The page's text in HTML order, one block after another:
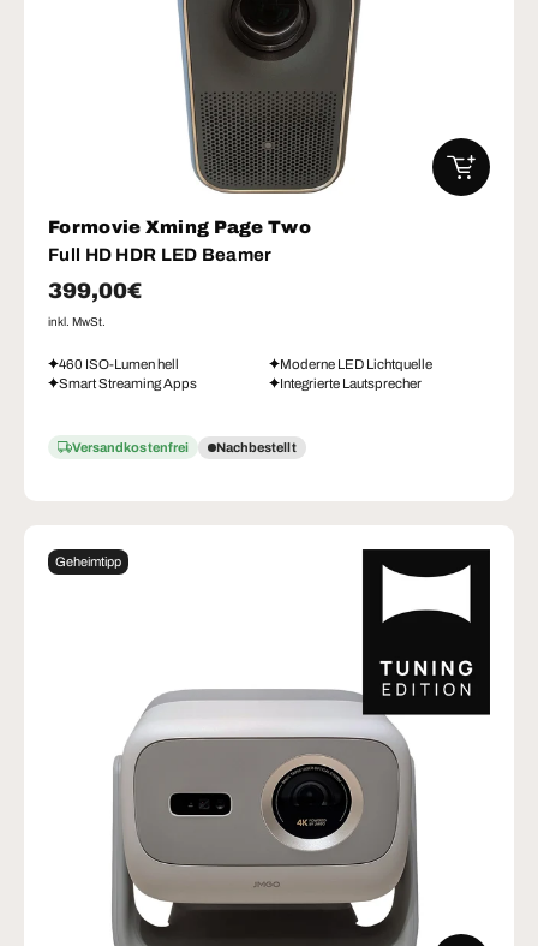
Formovie Xming Page Two
Full HD HDR LED Beamer
Normaler Preis
399,00€
inkl. MwSt.
460 ISO-Lumen hell
Moderne LED Lichtquelle
Smart Streaming Apps
Integrierte Lautsprecher
Versandkostenfrei Nachbestellt
IN DEN
Geheimtipp